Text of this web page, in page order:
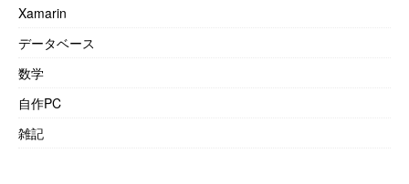
Xamarin
データベース
数学
自作PC
雑記